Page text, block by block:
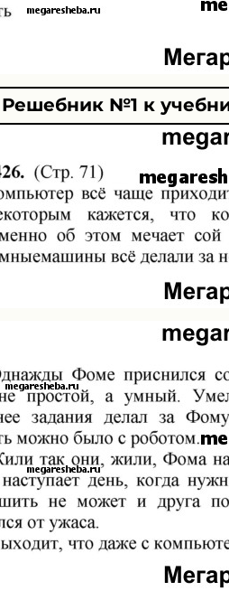
Решебник №1 к